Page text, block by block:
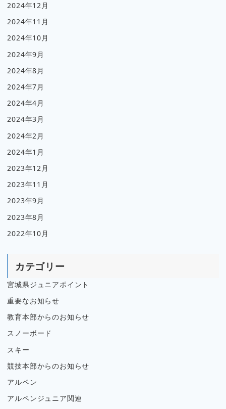
2024年12月
2024年11月
2024年10月
2024年9月
2024年8月
2024年7月
2024年4月
2024年3月
2024年2月
2024年1月
2023年12月
2023年11月
2023年9月
2023年8月
2022年10月
カテゴリー
宮城県ジュニアポイント
重要なお知らせ
教育本部からのお知らせ
スノーボード
スキー
競技本部からのお知らせ
アルペン
アルペンジュニア関連